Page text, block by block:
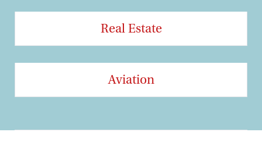
Real Estate
Aviation